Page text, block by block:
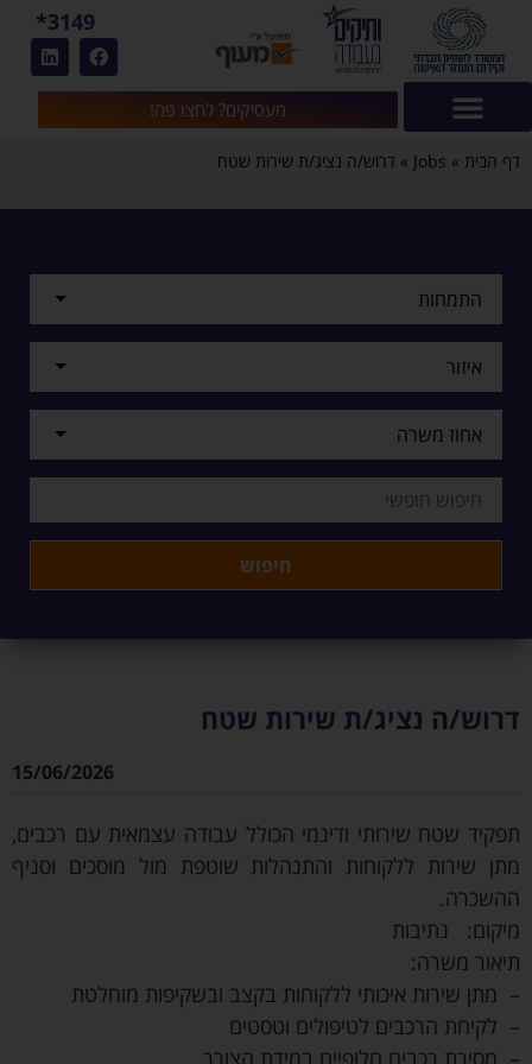
מעסיקים? לחצו פה!
3149*
דף הבית »
Jobs
» דרוש/ה נציג/ת שירות שטח
התמחות
איזור
אחוז משרה
דרוש/ה נציג/ת שירות שטח
15/06/2026
תפקיד שטח שירותי ודינמי הכולל עבודה עצמאית עם רכבים,
מתן שירות ללקוחות והתנהלות שוטפת מול מוסכים וסניף
ההשכרה.
מיקום: נתיבות
תיאור משרה:
– מתן שירות איכותי ללקוחות בקצב ובשקיפות מוחלטת
– לקיחת הרכבים לטיפולים וטסטים
– מסירת רכבים חלופיים במידת הצורך